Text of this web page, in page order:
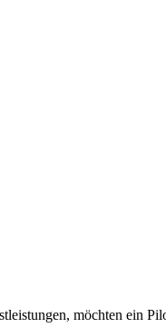
möchten ein